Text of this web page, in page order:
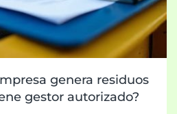
genera residuos
gestor autorizado?